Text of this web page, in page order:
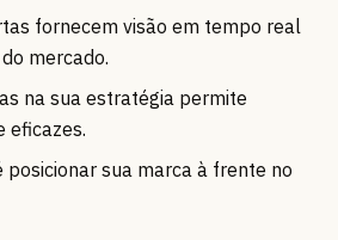
fornecem visão em tempo real
mercado.
na sua estratégia permite
eficazes.
posicionar sua marca à frente no